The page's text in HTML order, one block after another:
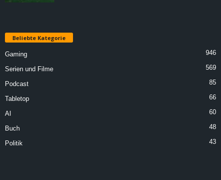
Beliebte Kategorie
Gaming 946
Serien und Filme 569
Podcast 85
Tabletop 66
AI 60
Buch 48
Politik 43